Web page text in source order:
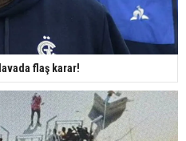
flaş karar!